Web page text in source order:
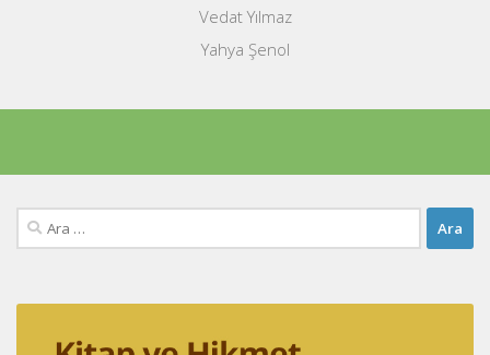
Vedat Yılmaz
Yahya Şenol
Arama: